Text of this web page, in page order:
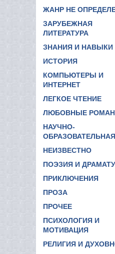
ЖАНР НЕ
ЗАРУБЕЖНАЯ
ЛИТЕРАТУРА
ЗНАНИЯ И НАВЫКИ
ИСТОРИЯ
КОМПЬЮТЕРЫ И
ИНТЕРНЕТ
ЛЕГКОЕ ЧТЕНИЕ
ЛЮБОВНЫЕ
НАУЧНО-
ОБРАЗОВАТЕЛЬНАЯ
НЕИЗВЕСТНО
ПОЭЗИЯ И
ПРИКЛЮЧЕНИЯ
ПРОЗА
ПРОЧЕЕ
ПСИХОЛОГИЯ И
МОТИВАЦИЯ
РЕЛИГИЯ И